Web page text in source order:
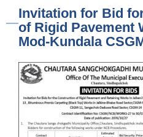
Invitation for Bid
of Rigid Pavement
Mod-Kundala